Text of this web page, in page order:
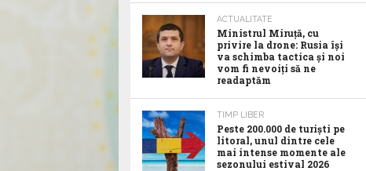
ACTUALITATE
Ministrul Miruță, cu
privire la drone: Rusia își
va schimba tactica și noi
vom fi nevoiți să ne
readaptăm
TIMP LIBER
Peste 200.000 de turiști pe
litoral, unul dintre cele
mai intense momente ale
sezonului estival 2026